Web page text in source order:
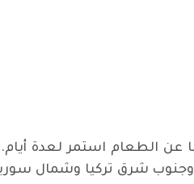
شرق تركيا وشمال